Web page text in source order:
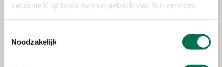
verzameld op basis van uw gebruik van hun services.
Noodzakelijk
Oudendijk 13-15, 3318 AG Dordrecht